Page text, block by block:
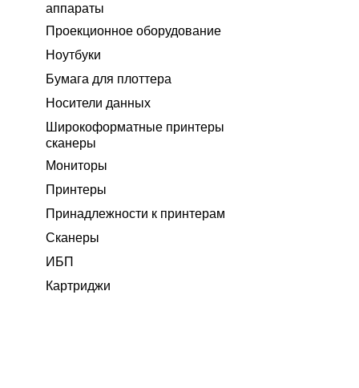
аппараты
Проекционное оборудование
Ноутбуки
Бумага для плоттера
Носители данных
Широкоформатные принтеры
сканеры
Мониторы
Принтеры
Принадлежности к принтерам
Сканеры
ИБП
Картриджи